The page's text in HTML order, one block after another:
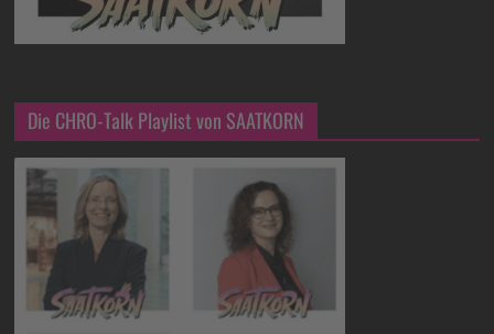
Die CHRO-Talk Playlist von SAATKORN